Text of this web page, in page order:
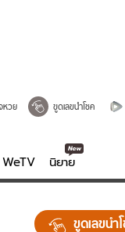
หวย ขูดเลขนำโชค
นิยาย
ค
ขูดเลขนำ